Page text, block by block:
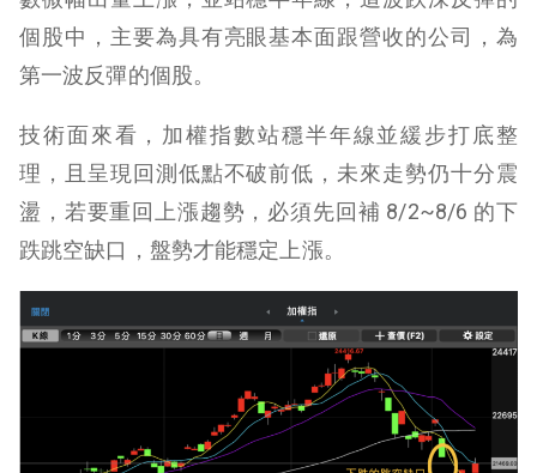
個股中，主要為具有亮眼基本面跟營收的公司，為
第一波反彈的個股。
技術面來看，加權指數站穩半年線並緩步打底整
理，且呈現回測低點不破前低，未來走勢仍十分震
盪，若要重回上漲趨勢，必須先回補 8/2~8/6 的下
跌跳空缺口，盤勢才能穩定上漲。